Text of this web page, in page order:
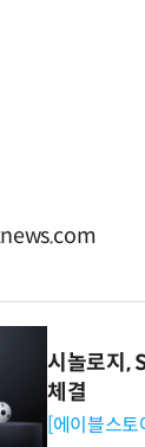
시놀로지,
체결
[에이블스